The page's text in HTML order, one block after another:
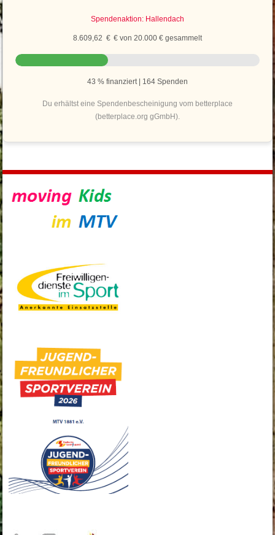
Spendenaktion: Hallendach
8.609,62 € € von 20.000 € gesammelt
43 % finanziert | 164 Spenden
Du erhältst eine Spendenbescheinigung vom betterplace
(betterplace.org gGmbH).